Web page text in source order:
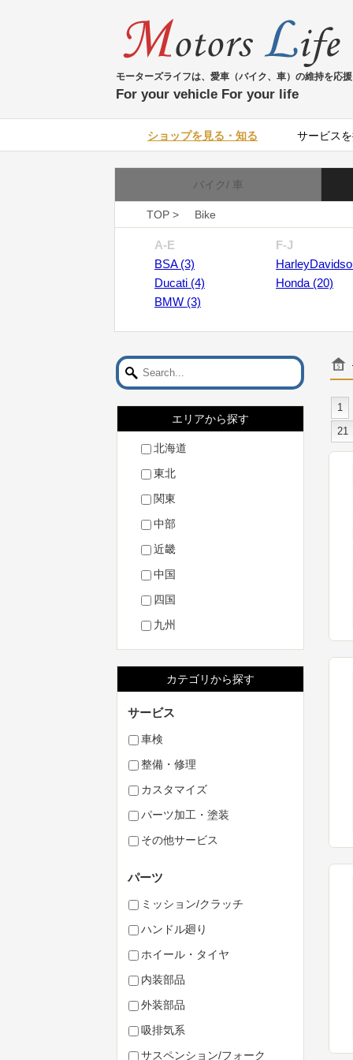
モーターズライフは、愛車（バイク、車）の維持を応援
For your vehicle For your life
ショップを見る・知る サービス
バイク/ 車
TOP > Bike
A-E
BSA (3)
Ducati (4)
BMW (3)
F-J
Honda (20)
エリアから探す
北海道
東北
関東
中部
近畿
中国
四国
九州
カテゴリから探す
サービス
車検
整備・修理
カスタマイズ
パーツ加工・塗装
その他サービス
パーツ
ミッション/クラッチ
ハンドル廻り
ホイール・タイヤ
内装部品
外装部品
吸排気系
サスペンション/フォーク
1
21